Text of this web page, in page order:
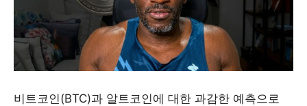
비트코인(BTC)과 알트코인에 대한 과감한 예측으로